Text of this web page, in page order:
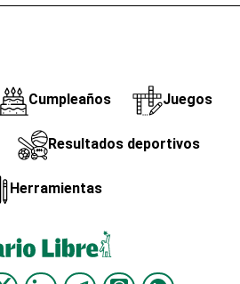
Cumpleaños Juegos
Resultados deportivos
Herramientas